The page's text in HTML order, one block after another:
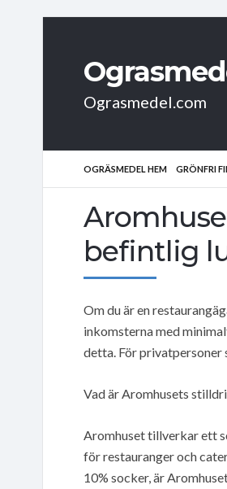
Ograsmedel.com
OGRÄSMEDEL HEM GRÖNFRI
befintlig
Om du är en
inkomsterna med
detta. För
Vad är Aromhusets
Aromhuset tillverkar ett
för restauranger och
10% socker, är